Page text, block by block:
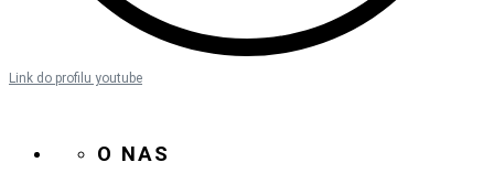
Link do profilu youtube
O NAS